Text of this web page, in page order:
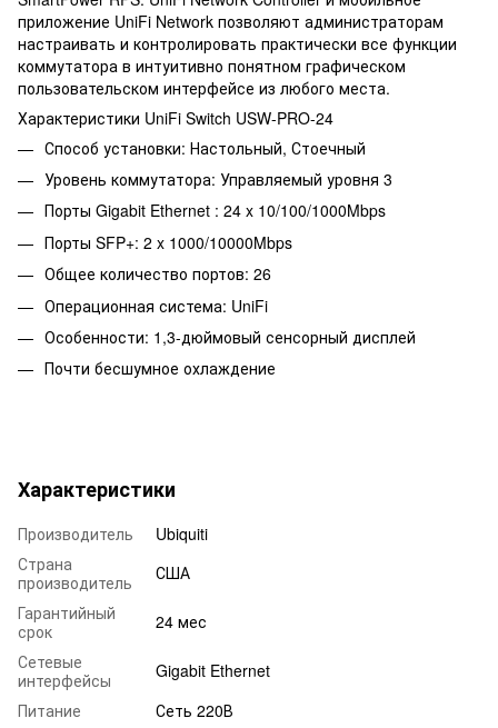
приложение UniFi Network позволяют администраторам
настраивать и контролировать практически все функции
коммутатора в интуитивно понятном графическом
пользовательском интерфейсе из любого места.
Характеристики UniFi Switch USW-PRO-24
Способ установки: Настольный, Стоечный
Уровень коммутатора: Управляемый уровня 3
Порты Gigabit Ethernet : 24 x 10/100/1000Mbps
Порты SFP+: 2 x 1000/10000Mbps
Общее количество портов: 26
Операционная система: UniFi
Особенности: 1,3-дюймовый сенсорный дисплей
Почти бесшумное охлаждение
Характеристики
Производитель
Ubiquiti
Страна
производитель
США
Гарантийный
срок
24 мес
Сетевые
интерфейсы
Gigabit Ethernet
Питание
Сеть 220В